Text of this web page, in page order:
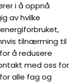
i å oppnå
av hvilke
tilnærming til
å redusere
med oss for
alle fag og